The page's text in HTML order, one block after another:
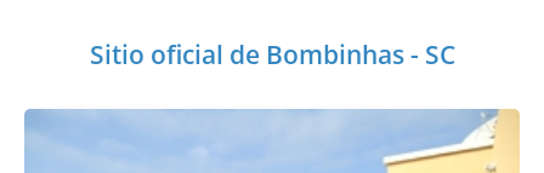
Sitio oficial de Bombinhas - SC